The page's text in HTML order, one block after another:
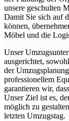
unsere geschulten
Damit Sie sich auf
können,
Möbel und die
Unser
ausgerichtet,
der
professionellem
garantieren wir,
Unser Ziel ist es,
möglich zu
letzten Umzugstag.